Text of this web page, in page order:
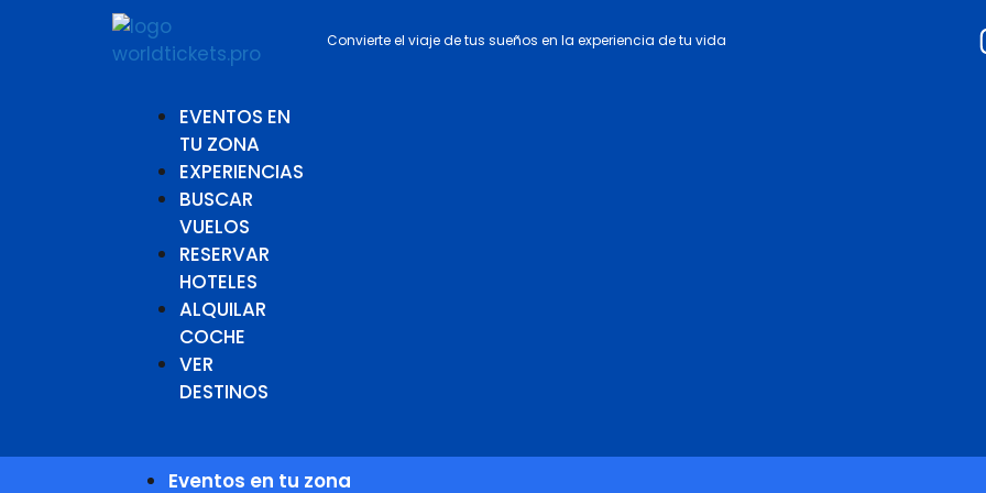
Convierte el viaje de tus sueños en la experiencia de tu vida
EVENTOS EN
TU ZONA
EXPERIENCIAS
BUSCAR
VUELOS
RESERVAR
HOTELES
ALQUILAR
COCHE
VER
DESTINOS
Eventos en tu zona